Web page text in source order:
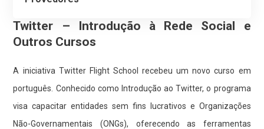
Twitter – Introdução à Rede Social e
Outros Cursos
A iniciativa Twitter Flight School recebeu um novo curso em
português. Conhecido como Introdução ao Twitter, o programa
visa capacitar entidades sem fins lucrativos e Organizações
Não-Governamentais (ONGs), oferecendo as ferramentas